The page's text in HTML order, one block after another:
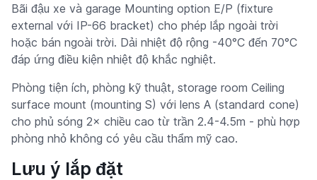
Bãi đậu xe và garage Mounting option E/P (fixture
external với IP-66 bracket) cho phép lắp ngoài trời
hoặc bán ngoài trời. Dải nhiệt độ rộng -40°C đến 70°C
đáp ứng điều kiện nhiệt độ khắc nghiệt.
Phòng tiện ích, phòng kỹ thuật, storage room Ceiling
surface mount (mounting S) với lens A (standard cone)
cho phủ sóng 2× chiều cao từ trần 2.4-4.5m - phù hợp
phòng nhỏ không có yêu cầu thẩm mỹ cao.
Lưu ý lắp đặt